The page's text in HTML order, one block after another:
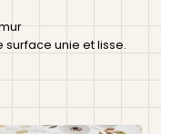
surface unie et lisse.